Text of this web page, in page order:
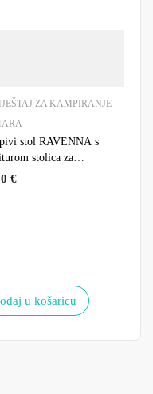
ZA KAMPIRANJE
stol RAVENNA s
stolica za
€
u košaricu